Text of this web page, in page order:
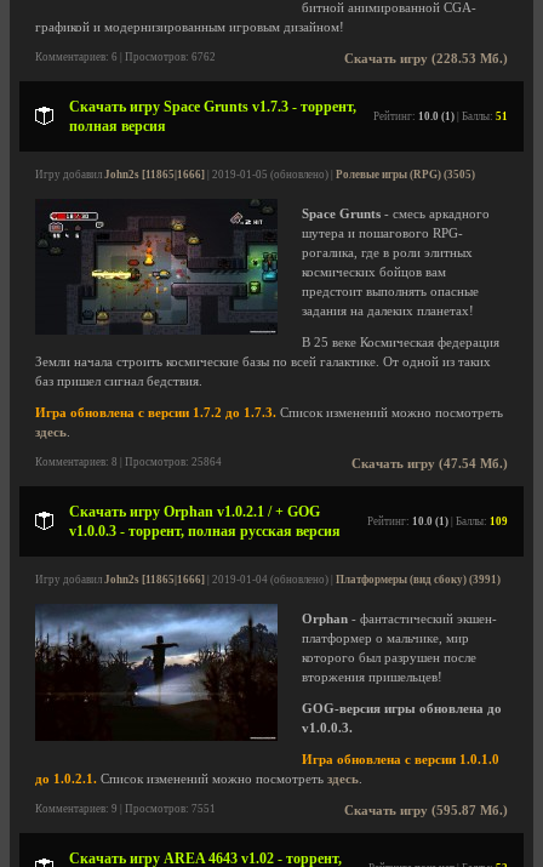
битной анимированной CGA-
графикой и модернизированным игровым дизайном!
Скачать игру (228.53 Мб.)
Комментариев: 6 | Просмотров: 6762
Скачать игру Space Grunts v1.7.3 - торрент,
полная версия
Рейтинг: 10.0 (1) | Баллы: 51
Игру добавил John2s [11865|1666] | 2019-01-05 (обновлено) | Ролевые игры (RPG) (3505)
Space Grunts - смесь аркадного
шутера и пошагового RPG-
рогалика, где в роли элитных
космических бойцов вам
предстоит выполнять опасные
задания на далеких планетах!
В 25 веке Космическая федерация
Земли начала строить космические базы по всей галактике. От одной из таких
баз пришел сигнал бедствия.
Игра обновлена с версии 1.7.2 до 1.7.3. Список изменений можно посмотреть
здесь
Скачать игру (47.54 Мб.)
Комментариев: 8 | Просмотров: 25864
Скачать игру Orphan v1.0.2.1 / + GOG
v1.0.0.3 - торрент, полная русская версия
Рейтинг: 10.0 (1) | Баллы: 109
Игру добавил John2s [11865|1666] | 2019-01-04 (обновлено) | Платформеры (вид сбоку) (3991)
Orphan - фантастический экшен-
платформер о мальчике, мир
которого был разрушен после
вторжения пришельцев!
GOG-версия игры обновлена до
v1.0.0.3.
Игра обновлена с версии 1.0.1.0
до 1.0.2.1. Список изменений можно посмотреть здесь
Скачать игру (595.87 Мб.)
Комментариев: 9 | Просмотров: 7551
Скачать игру AREA 4643 v1.02 - торрент,